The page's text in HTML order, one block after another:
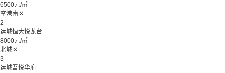
6500元/㎡
空港南区
2
运城恒大悦龙台
8000元/㎡
北城区
3
运城吾悦华府